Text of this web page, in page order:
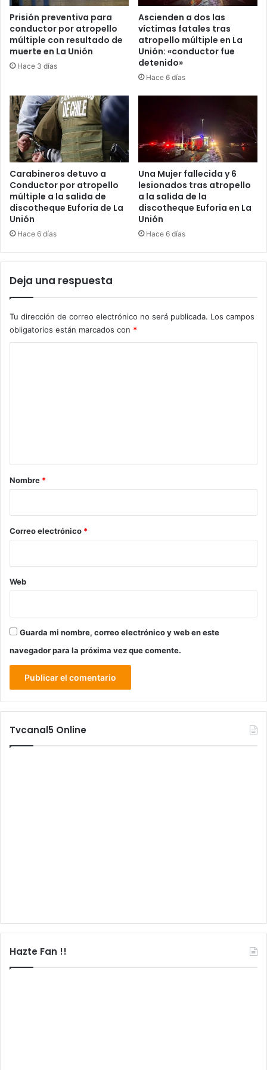
Prisión preventiva para
conductor por atropello
múltiple con resultado de
muerte en La Unión
Hace 3 días
Ascienden a dos las
víctimas fatales tras
atropello múltiple en La
Unión: «conductor fue
detenido»
Hace 6 días
Carabineros detuvo a
Conductor por atropello
múltiple a la salida de
discotheque Euforia de La
Unión
Hace 6 días
Una Mujer fallecida y 6
lesionados tras atropello
a la salida de la
discotheque Euforia en La
Unión
Hace 6 días
Deja una respuesta
Tu dirección de correo electrónico no será publicada. Los campos
obligatorios están marcados con *
r
*
Nombre *
Correo electrónico *
Web
Guarda mi nombre, correo electrónico y web en este
navegador para la próxima vez que comente.
Tvcanal5 Online
Hazte Fan !!